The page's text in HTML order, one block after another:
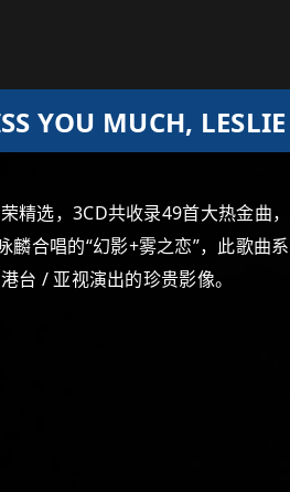
YOU MUCH, LESLIE
精选，3CD共收录49首大热金曲
麟合唱的“幻影+雾之恋”，此歌曲
台 / 亚视演出的珍贵影像。